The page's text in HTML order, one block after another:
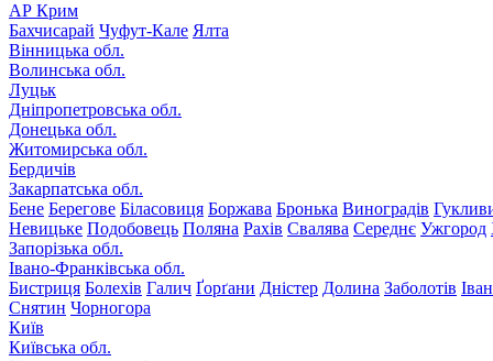
АР Крим
Бахчисарай Чуфут-Кале Ялта
Вінницька обл.
Волинська обл.
Луцьк
Дніпропетровська обл.
Донецька обл.
Житомирська обл.
Бердичів
Закарпатська обл.
Бене Берегове Біласовиця Боржава Бронька Виноградів
Невицьке Подобовець Поляна Рахів Свалява Середнє Ужгород
Запорізька обл.
Івано-Франківська обл.
Бистриця Болехів Галич Ґорґани Дністер Долина Заболотів
Снятин Чорногора
Київ
Київська обл.